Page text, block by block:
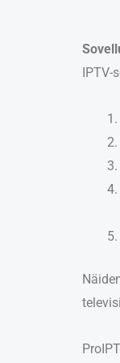
IPTV-